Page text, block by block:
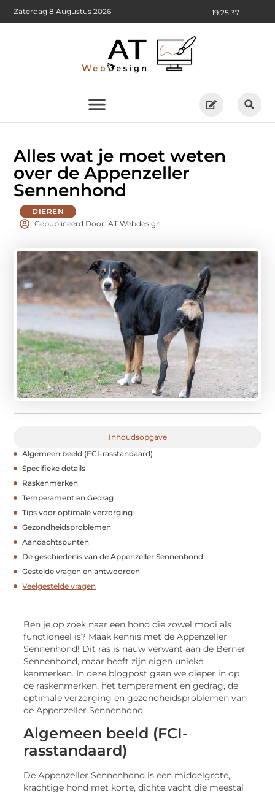
19:25:38
Zaterdag 8 Augustus 2026
Alles wat je moet weten
over de Appenzeller
Sennenhond
DIEREN
Gepubliceerd Door: AT Webdesign
Inhoudsopgave
Algemeen beeld (FCI-rasstandaard)
Specifieke details
Raskenmerken
Temperament en Gedrag
Tips voor optimale verzorging
Gezondheidsproblemen
Aandachtspunten
De geschiedenis van de Appenzeller Sennenhond
Gestelde vragen en antwoorden
Veelgestelde vragen
Ben je op zoek naar een hond die zowel mooi als
functioneel is? Maak kennis met de Appenzeller
Sennenhond! Dit ras is nauw verwant aan de Berner
Sennenhond, maar heeft zijn eigen unieke
kenmerken. In deze blogpost gaan we dieper in op
de raskenmerken, het temperament en gedrag, de
optimale verzorging en gezondheidsproblemen van
de Appenzeller Sennenhond.
Algemeen beeld (FCI-
rasstandaard)
De Appenzeller Sennenhond is een middelgrote,
krachtige hond met korte, dichte vacht die meestal